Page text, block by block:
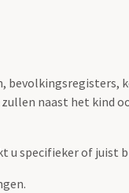
naast het kind
u specifieker of juist